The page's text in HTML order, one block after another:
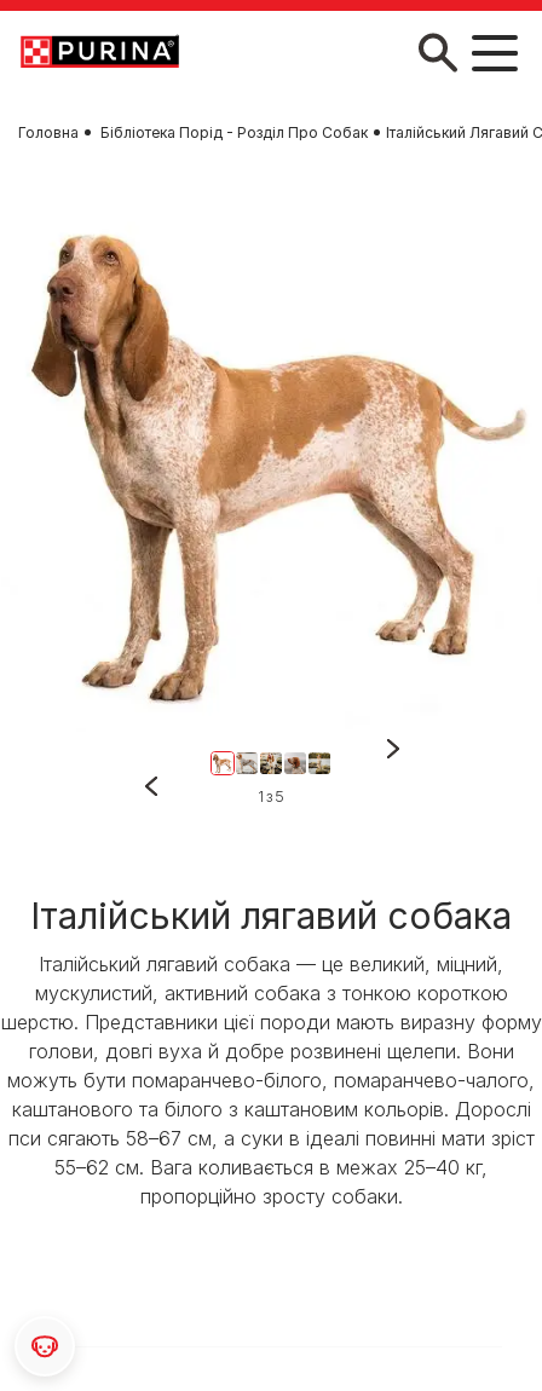
Skip to main content
Головна Бібліотека Порід - Розділ Про Собак Італійський Лягавий
Італійський лягавий собака
Італійський лягавий собака — це великий, міцний,
мускулистий, активний собака з тонкою короткою
шерстю. Представники цієї породи мають виразну форму
голови, довгі вуха й добре розвинені щелепи. Вони
можуть бути помаранчево-білого, помаранчево-чалого,
каштанового та білого з каштановим кольорів. Дорослі
пси сягають 58–67 см, а суки в ідеалі повинні мати зріст
55–62 см. Вага коливається в межах 25–40 кг,
пропорційно зросту собаки.
1 з 5